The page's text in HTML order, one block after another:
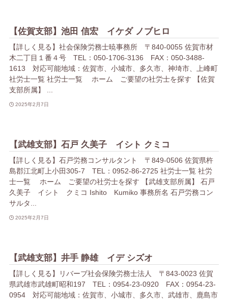
【佐賀支部】池田 信宏 イケダ ノブヒロ
【詳しく見る】社会保険労務士暁事務所 〒840-0055 佐賀市材
木二丁目１番４号 TEL：050-1706-3136 FAX：050-3488-
1613 対応可能地域：佐賀市、小城市、多久市、神埼市、上峰町
社労士一覧 社労士一覧 ホーム ご要望の社労士を探す 【佐賀
支部所属】 ...
2025年2月7日
【武雄支部】石戸 久美子 イシト クミコ
【詳しく見る】石戸労務コンサルタント 〒849-0506 佐賀県杵
島郡江北町上小田305-7 TEL：0952-86-2725 社労士一覧 社労
士一覧 ホーム ご要望の社労士を探す 【武雄支部所属】 石戸
久美子 イシト クミコ Ishito Kumiko 事務所名 石戸労務コン
サルタ...
2025年2月7日
【武雄支部】井手 静雄 イデ シズオ
【詳しく見る】リバーブ社会保険労務士法人 〒843-0023 佐賀
県武雄市武雄町昭和197 TEL：0954-23-0920 FAX：0954-23-
0954 対応可能地域：佐賀市、小城市、多久市、武雄市、鹿島市